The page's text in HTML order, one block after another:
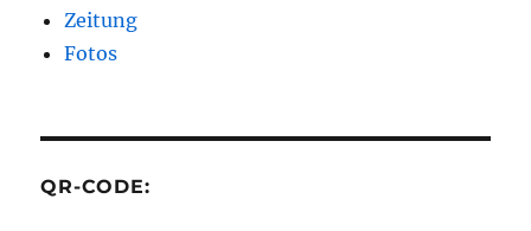
Zeitung
Fotos
QR-CODE: